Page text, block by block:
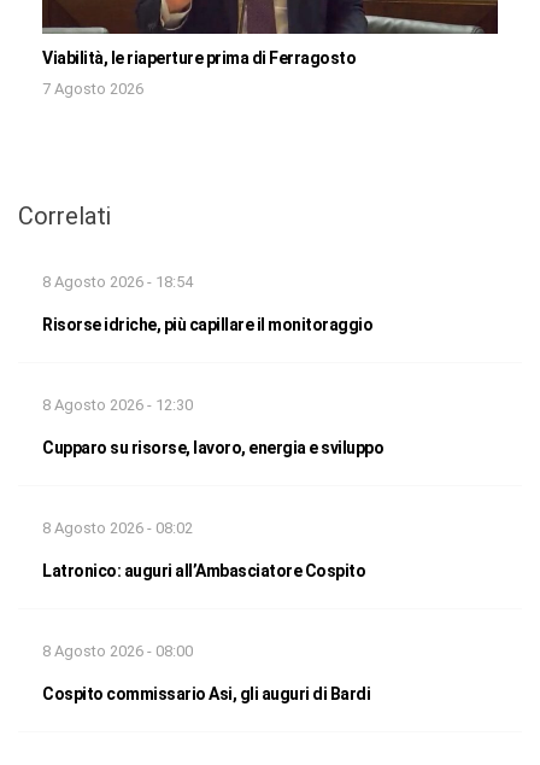
Viabilità, le riaperture prima di Ferragosto
7 Agosto 2026
Correlati
8 Agosto 2026 - 18:54
Risorse idriche, più capillare il monitoraggio
8 Agosto 2026 - 12:30
Cupparo su risorse, lavoro, energia e sviluppo
8 Agosto 2026 - 08:02
Latronico: auguri all’Ambasciatore Cospito
8 Agosto 2026 - 08:00
Cospito commissario Asi, gli auguri di Bardi